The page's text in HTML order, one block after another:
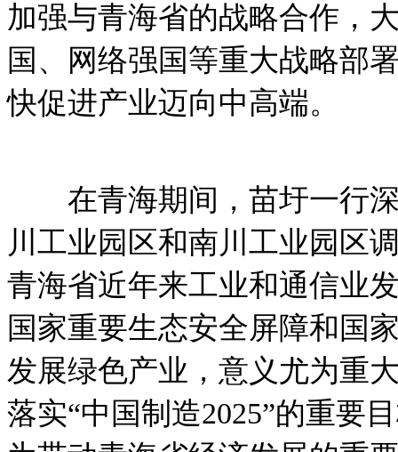
加强与青海省的战略合作，
国、网络强国等重大战略部
快促进产业迈向中高端。
在青海期间，苗圩一行深
川工业园区和南川工业园区
青海省近年来工业和通信业
国家重要生态安全屏障和国
发展绿色产业，意义尤为重
落实“中国制造2025”的重要